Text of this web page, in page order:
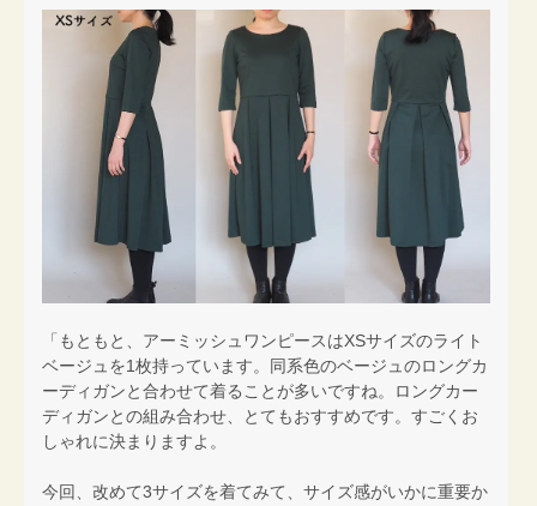
「もともと、アーミッシュワンピースはXSサイズのライト
ベージュを1枚持っています。同系色のベージュのロングカ
ーディガンと合わせて着ることが多いですね。ロングカー
ディガンとの組み合わせ、とてもおすすめです。すごくお
しゃれに決まりますよ。
今回、改めて3サイズを着てみて、サイズ感がいかに重要か